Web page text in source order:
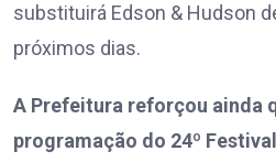
substituirá Edson & Hudson
próximos dias.
A Prefeitura reforçou ainda
programação do 24º